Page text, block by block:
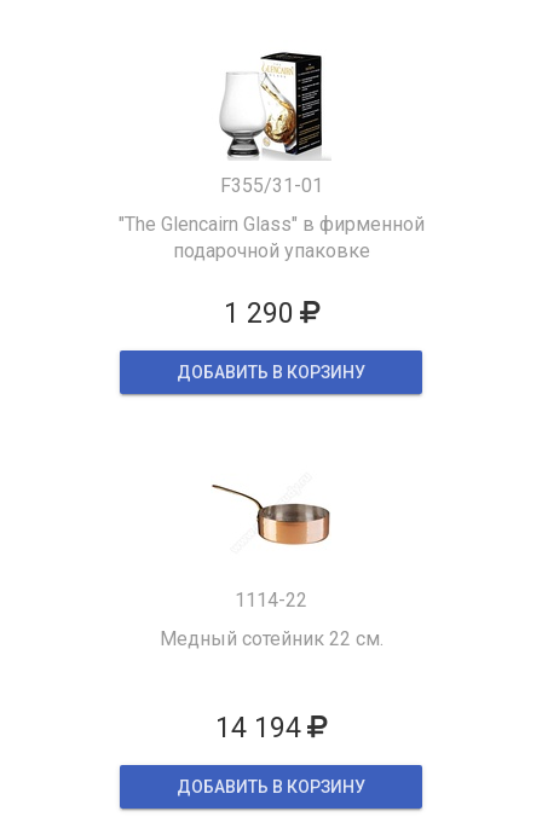
F355/31-01
"The Glencairn Glass" в фирменной
подарочной упаковке
1 290
ДОБАВИТЬ В КОРЗИНУ
1114-22
Медный сотейник 22 см.
14 194
ДОБАВИТЬ В КОРЗИНУ